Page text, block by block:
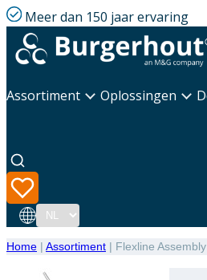
Meer dan 150 jaar ervaring
Assortiment Oplossingen
Taal
Home | Assortiment | Flexline